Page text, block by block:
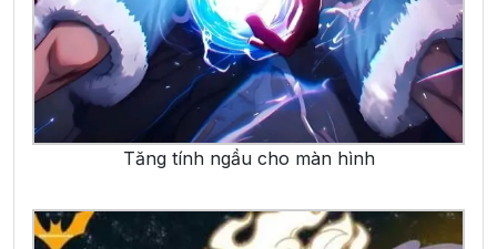
Tăng tính ngầu cho màn hình